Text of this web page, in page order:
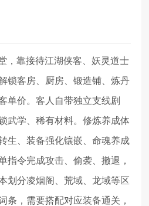
，靠接待江湖侠客、妖灵道士
锁客房、厨房、锻造铺、炼丹
单价。客人自带独立支线剧
武学、稀有材料。修炼养成体
生、装备强化镶嵌、命魂养成
指令完成攻击、偷袭、撤退，
划分凌烟阁、荒域、龙域等区
条，需要搭配对应装备通关，